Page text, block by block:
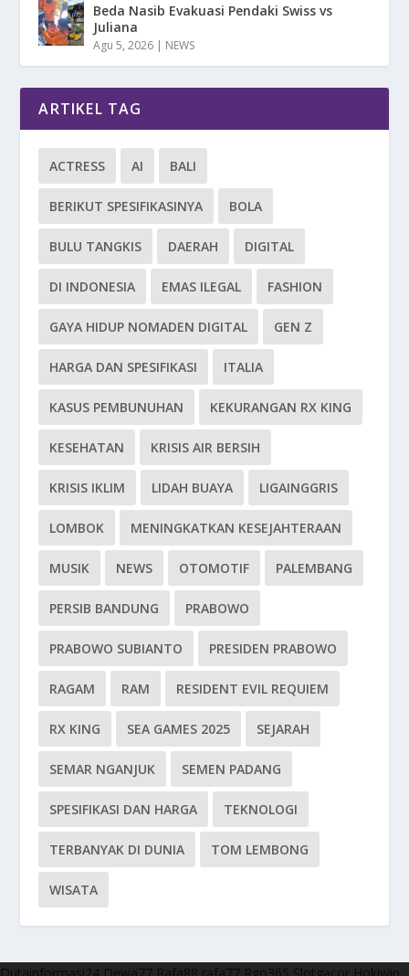
Beda Nasib Evakuasi Pendaki Swiss vs
Juliana
Agu 5, 2026 | NEWS
ARTIKEL TAG
ACTRESS AI BALI
BERIKUT SPESIFIKASINYA BOLA
BULU TANGKIS DAERAH DIGITAL
DI INDONESIA EMAS ILEGAL FASHION
GAYA HIDUP NOMADEN DIGITAL GEN Z
HARGA DAN SPESIFIKASI ITALIA
KASUS PEMBUNUHAN KEKURANGAN RX KING
KESEHATAN KRISIS AIR BERSIH
KRISIS IKLIM LIDAH BUAYA LIGAINGGRIS
LOMBOK MENINGKATKAN KESEJAHTERAAN
MUSIK NEWS OTOMOTIF PALEMBANG
PERSIB BANDUNG PRABOWO
PRABOWO SUBIANTO PRESIDEN PRABOWO
RAGAM RAM RESIDENT EVIL REQUIEM
RX KING SEA GAMES 2025 SEJARAH
SEMAR NGANJUK SEMEN PADANG
SPESIFIKASI DAN HARGA TEKNOLOGI
TERBANYAK DI DUNIA TOM LEMBONG
WISATA
Dutainformasi24 Dewa77 Rafa88 rafa77 Rgo365 Slotgacor Hokiwin